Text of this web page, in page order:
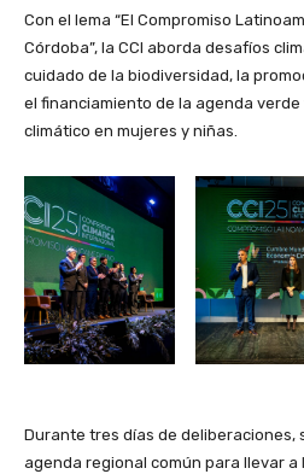
Con el lema “El Compromiso
Córdoba”, la CCI aborda desafíos
cuidado de la biodiversidad, la
el financiamiento de la agenda
climático en mujeres y niñas.
Durante tres días de deliberaciones,
agenda regional común para llevar a